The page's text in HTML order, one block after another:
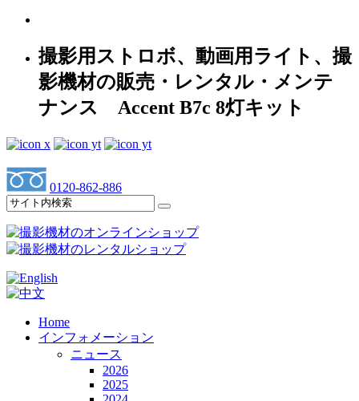
撮影用ストロボ、動画用ライト、撮
影機材の販売・レンタル・メンテ
ナンス Accent B7c 8灯キット
0120-862-886
Home
インフォメーション
ニュース
2026
2025